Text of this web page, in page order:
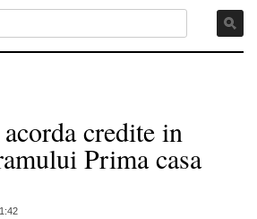
credite in
Prima casa